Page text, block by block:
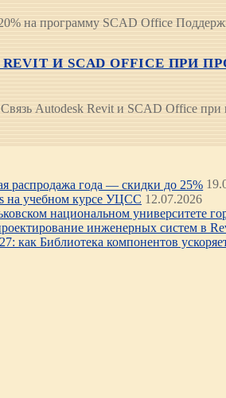
на программу SCAD Office
REVIT И SCAD OFFICE
Autodesk Revit и SCAD Office
распродажа года — скидки до 25%
на учебном курсе УЦСС 12.07.2026
национальном университете
инженерных систем в
как Библиотека компонентов